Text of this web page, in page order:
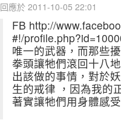
回應於 2011-10-05 22:01
FB http://
#!/
唯一的武器，而那些
拳頭讓牠們滾回十八
出該做的事情，對於
生的戒律 ，因為我的
著實讓牠們用身體感